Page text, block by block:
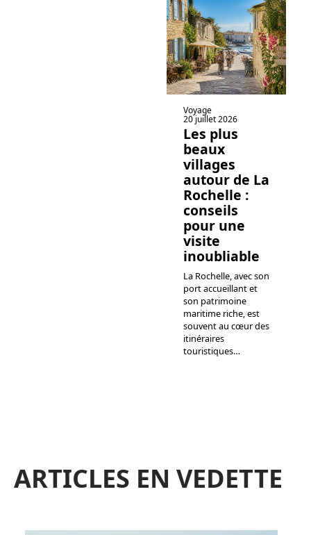
Voyage
20 juillet 2026
Les plus
beaux
villages
autour de La
Rochelle :
conseils
pour une
visite
inoubliable
La Rochelle, avec son
port accueillant et
son patrimoine
maritime riche, est
souvent au cœur des
itinéraires
touristiques…
ARTICLES EN VEDETTE